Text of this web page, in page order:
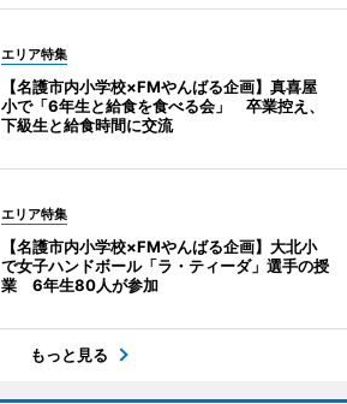
エリア特集
【名護市内小学校×FMやんばる企画】真喜屋
小で「6年生と給食を食べる会」 卒業控え、
下級生と給食時間に交流
エリア特集
【名護市内小学校×FMやんばる企画】大北小
で女子ハンドボール「ラ・ティーダ」選手の授
業 6年生80人が参加
もっと見る